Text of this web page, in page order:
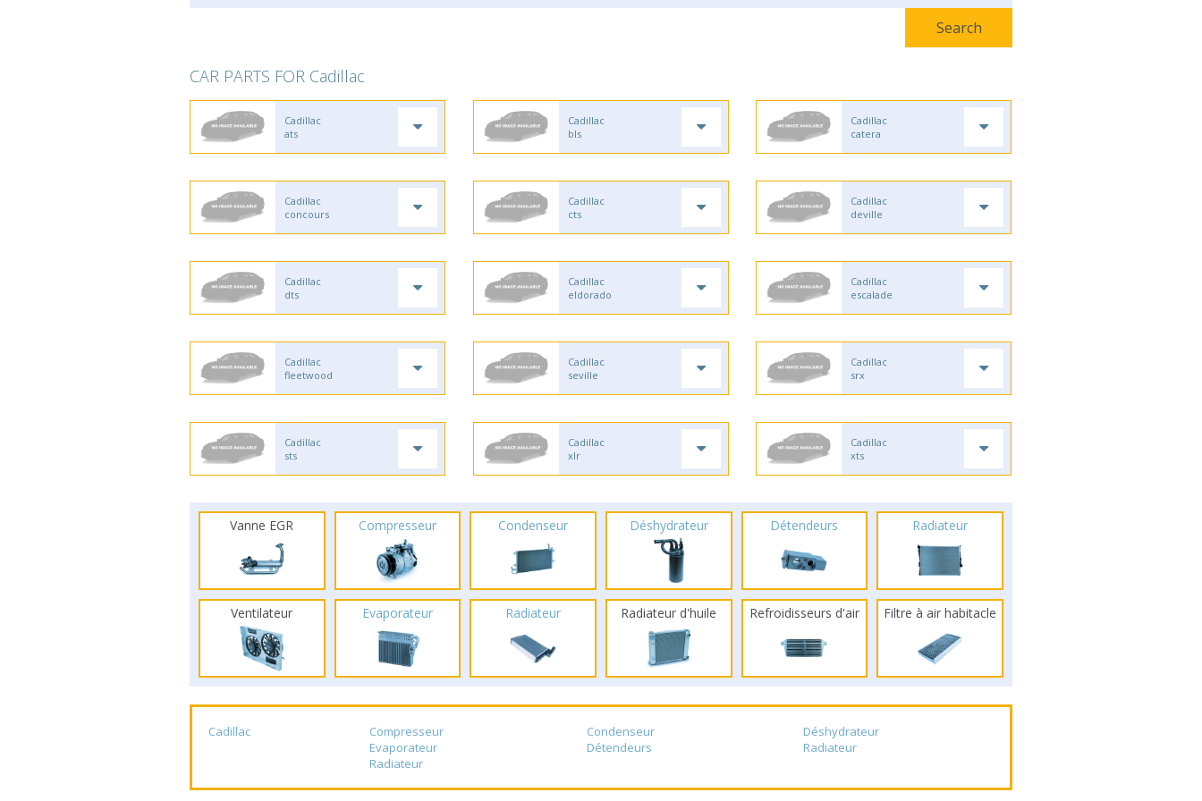
CAR PARTS FOR Cadillac
Cadillac
ats
Cadillac
bls
Cadillac
catera
Cadillac
concours
Cadillac
cts
Cadillac
deville
Cadillac
dts
Cadillac
eldorado
Cadillac
escalade
Cadillac
fleetwood
Cadillac
seville
Cadillac
srx
Cadillac
sts
Cadillac
xlr
Cadillac
xts
Vanne EGR Compresseur Condenseur Déshydrateur Détendeurs Radiateur
Ventilateur Evaporateur Radiateur Radiateur d'huile Refroidisseurs d'air Filtre à air habitacle
Cadillac Compresseur Condenseur
Déshydrateur
Evaporateur
Détendeurs
Radiateur
Radiateur